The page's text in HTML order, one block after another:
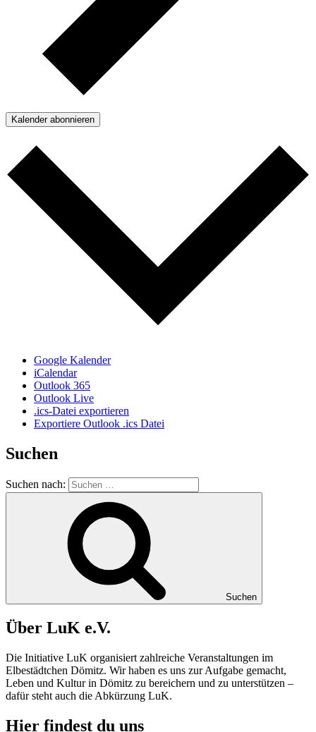
Kalender abonnieren
Google Kalender
iCalendar
Outlook 365
Outlook Live
.ics-Datei exportieren
Exportiere Outlook .ics Datei
Suchen
Suchen nach:
Suchen
Über LuK e.V.
Die Initiative LuK organisiert zahlreiche Veranstaltungen im
Elbestädtchen Dömitz. Wir haben es uns zur Aufgabe gemacht,
Leben und Kultur in Dömitz zu bereichern und zu unterstützen –
dafür steht auch die Abkürzung LuK.
Hier findest du uns